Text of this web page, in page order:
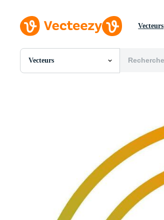
Vecteurs
Vecteurs
Toutes Images
Images Éditoriales
Événements Éditoriaux